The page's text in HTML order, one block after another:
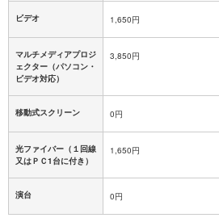
ビデオ 1,650円
マルチメディアプロジ
ェクター（パソコン・
ビデオ対応）
3,850円
移動式スクリーン 0円
光ファイバー（１回線
又はＰＣ1台に付き）
1,650円
演台 0円